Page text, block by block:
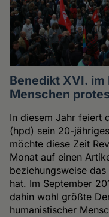
Benedikt XVI. im
Menschen
In diesem Jahr feiert
(hpd) sein 20-
möchte diese Zeit
Monat auf einen
beziehungsweise
hat. Im September
dahin wohl größte
humanistischer